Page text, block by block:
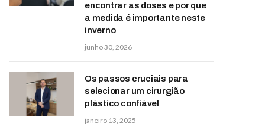
encontrar as doses e por que
a medida é importante neste
inverno
junho 30, 2026
Os passos cruciais para
selecionar um cirurgião
plástico confiável
janeiro 13, 2025